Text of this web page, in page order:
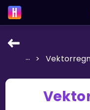
LÆRINGSVERKTØY
... >